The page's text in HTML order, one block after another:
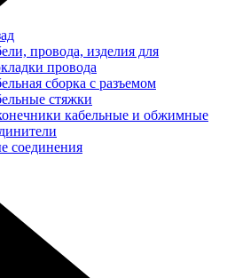
провода, изделия для
провода
сборка с разъемом
стяжки
кабельные и обжимные
соединения